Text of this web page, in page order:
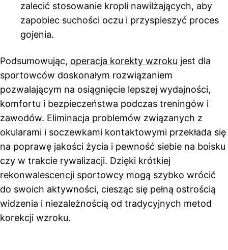
zalecić stosowanie kropli nawilżających, aby
zapobiec suchości oczu i przyspieszyć proces
gojenia.
Podsumowując, operacja korekty wzroku jest dla
sportowców doskonałym rozwiązaniem
pozwalającym na osiągnięcie lepszej wydajności,
komfortu i bezpieczeństwa podczas treningów i
zawodów. Eliminacja problemów związanych z
okularami i soczewkami kontaktowymi przekłada się
na poprawę jakości życia i pewność siebie na boisku
czy w trakcie rywalizacji. Dzięki krótkiej
rekonwalescencji sportowcy mogą szybko wrócić
do swoich aktywności, ciesząc się pełną ostrością
widzenia i niezależnością od tradycyjnych metod
korekcji wzroku.